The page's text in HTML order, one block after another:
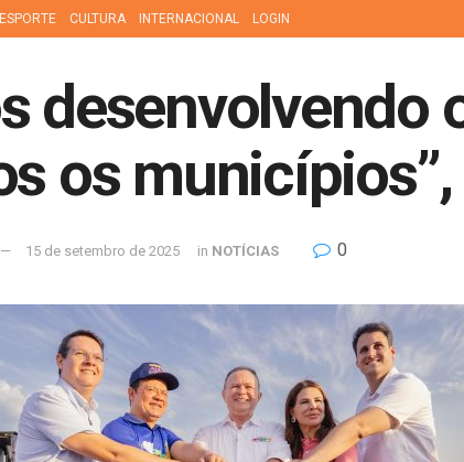
ESPORTE CULTURA INTERNACIONAL LOGIN
desenvolvendo
os
15 de setembro de 2025 in NOTÍCIAS 0